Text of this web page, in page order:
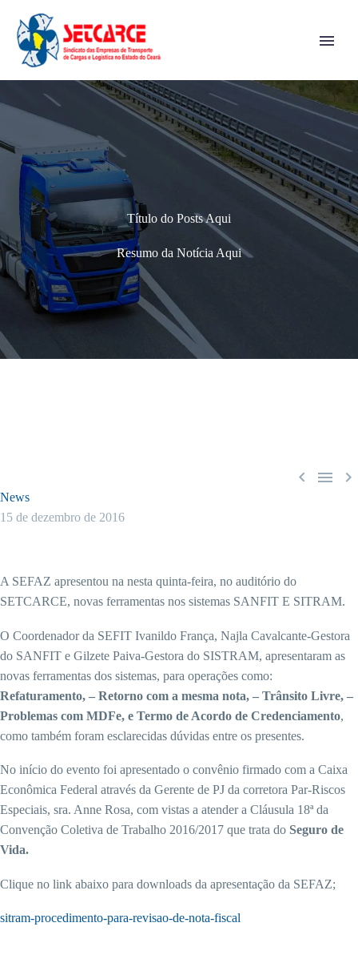
Título do Posts Aqui
Resumo da Notícia Aqui
  
News
15 de dezembro de 2016
A SEFAZ apresentou na nesta quinta-feira, no auditório do
SETCARCE, novas ferramentas nos sistemas SANFIT E SITRAM.
O Coordenador da SEFIT Ivanildo França, Najla Cavalcante-Gestora
do SANFIT e Gilzete Paiva-Gestora do SISTRAM, apresentaram as
novas ferramentas dos sistemas, para operações como:
Refaturamento, – Retorno com a mesma nota, – Trânsito Livre, –
Problemas com MDFe, e Termo de Acordo de Credenciamento,
como também foram esclarecidas dúvidas entre os presentes.
No início do evento foi apresentado o convênio firmado com a Caixa
Econômica Federal através da Gerente de PJ da corretora Par-Riscos
Especiais, sra. Anne Rosa, com vistas a atender a Cláusula 18ª da
Convenção Coletiva de Trabalho 2016/2017 que trata do Seguro de
Vida.
Clique no link abaixo para downloads da apresentação da SEFAZ;
sitram-procedimento-para-revisao-de-nota-fiscal